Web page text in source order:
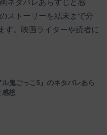
ネタバレあらすじと感
ストーリーを結末まで分
す。映画ライターや読者に
ル鬼ごっこ5』のネタバレあら
感想